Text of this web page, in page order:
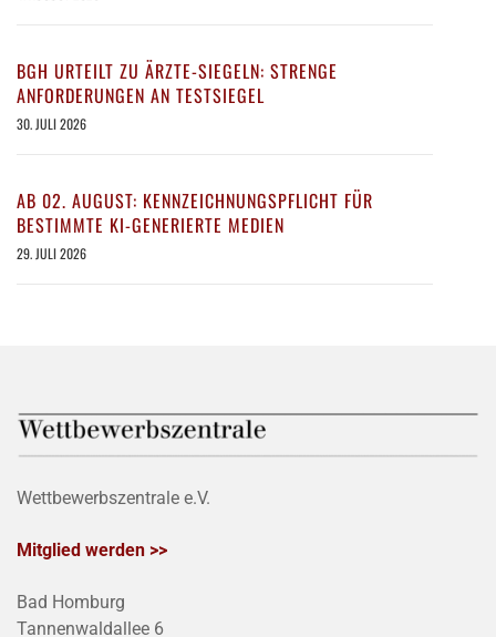
BGH URTEILT ZU ÄRZTE-SIEGELN: STRENGE
ANFORDERUNGEN AN TESTSIEGEL
30. JULI 2026
AB 02. AUGUST: KENNZEICHNUNGSPFLICHT FÜR
BESTIMMTE KI-GENERIERTE MEDIEN
29. JULI 2026
Wettbewerbszentrale e.V.
Mitglied werden >>
Bad Homburg
Tannenwaldallee 6